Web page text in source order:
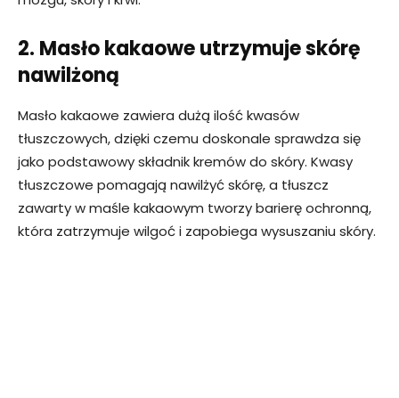
2. Masło kakaowe utrzymuje skórę
nawilżoną
Masło kakaowe zawiera dużą ilość kwasów
tłuszczowych, dzięki czemu doskonale sprawdza się
jako podstawowy składnik kremów do skóry. Kwasy
tłuszczowe pomagają nawilżyć skórę, a tłuszcz
zawarty w maśle kakaowym tworzy barierę ochronną,
która zatrzymuje wilgoć i zapobiega wysuszaniu skóry.